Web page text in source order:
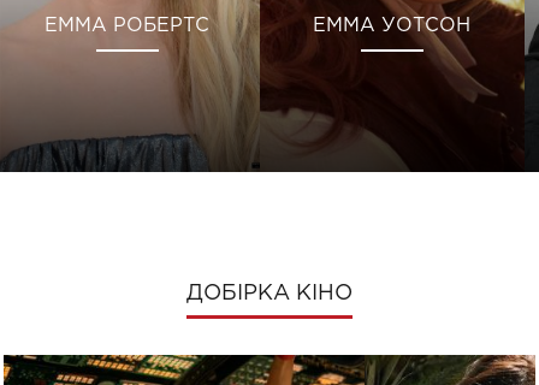
ЕММА РОБЕРТС ЕММА УОТСОН
ДОБІРКА КІНО